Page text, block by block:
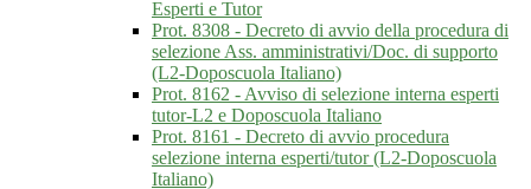
Esperti e Tutor
Prot. 8308 - Decreto di avvio della procedura di
selezione Ass. amministrativi/Doc. di supporto
(L2-Doposcuola Italiano)
Prot. 8162 - Avviso di selezione interna esperti
tutor-L2 e Doposcuola Italiano
Prot. 8161 - Decreto di avvio procedura
selezione interna esperti/tutor (L2-Doposcuola
Italiano)